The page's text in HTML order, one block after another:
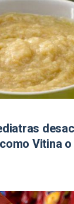
Vitina